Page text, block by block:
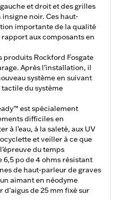
et droit et des grilles
noir. Ces haut-
importante de la qualité
aux composants en
produits Rockford Fosgate
Après l’installation, il
système en suivant
du système
est spécialement
difficiles en
à l’eau, à la saleté, aux UV
et veiller à ce que
du temps
po de 4 ohms résistant
de haut-parleur de graves
aimant en néodyme
d'aigus de 25 mm fixé sur